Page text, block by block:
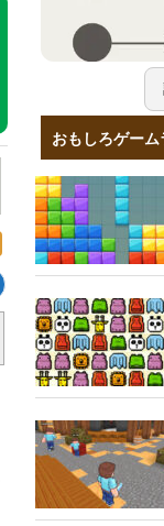
おもしろゲーム